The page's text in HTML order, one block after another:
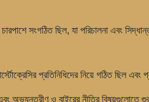
সংগঠিত ছিল, যা পরিচালনা এবং
প্রতিনিধিদের নিয়ে গঠিত ছিল
অভ্যন্তরীণ ও বাইরের নীতির বিষয়গুলোতে